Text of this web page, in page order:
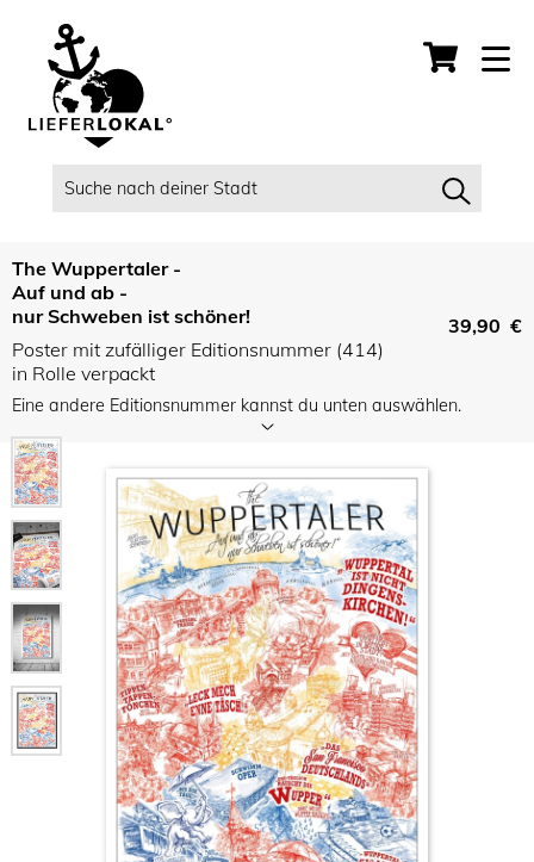
The Wuppertaler -
Auf und ab -
nur Schweben ist schöner!
Poster mit zufälliger Editionsnummer (414)
in Rolle verpackt
39,90 €
Eine andere Editionsnummer kannst du unten auswählen.